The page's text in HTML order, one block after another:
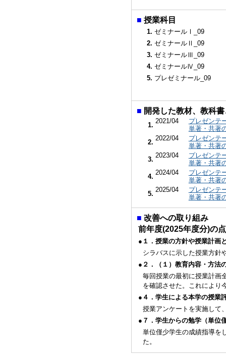
■ 授業科目
1. ゼミナールⅠ_09
2. ゼミナールⅡ_09
3. ゼミナールⅢ_09
4. ゼミナールⅣ_09
5. プレゼミナール_09
■ 開発した教材、教科
1.
2021/04
プレゼンテ
単著・共著
2.
2022/04
プレゼンテ
単著・共著
3.
2023/04
プレゼンテ
単著・共著
4.
2024/04
プレゼンテ
単著・共著
5.
2025/04
プレゼンテ
単著・共著
■ 改善への取り組み
前年度(2025年度分)の
●１．授業の方針や授業計画
シラバスに示した授業方針
●２．（１）教育内容・方法
毎回授業の最初に授業計画
を確認させた。これにより
●４．学生による本学の授業
授業アンケートを実施して
●７．学生からの勉学（単位
単位僅少学生の成績指導を
た。